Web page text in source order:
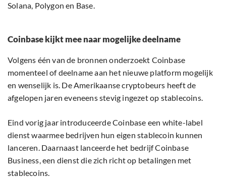
Solana, Polygon en Base.
Coinbase kijkt mee naar mogelijke deelname
Volgens één van de bronnen onderzoekt Coinbase
momenteel of deelname aan het nieuwe platform mogelijk
en wenselijk is. De Amerikaanse cryptobeurs heeft de
afgelopen jaren eveneens stevig ingezet op stablecoins.
Eind vorig jaar introduceerde Coinbase een white-label
dienst waarmee bedrijven hun eigen stablecoin kunnen
lanceren. Daarnaast lanceerde het bedrijf Coinbase
Business, een dienst die zich richt op betalingen met
stablecoins.